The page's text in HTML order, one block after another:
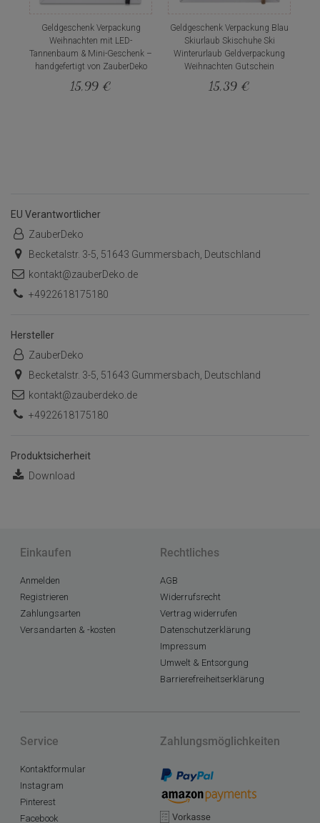
Geldgeschenk Verpackung
Weihnachten mit LED-
Tannenbaum & Mini-Geschenk –
handgefertigt von ZauberDeko
15,99 €
Geldgeschenk Verpackung Blau
Skiurlaub Skischuhe Ski
Winterurlaub Geldverpackung
Weihnachten Gutschein
15,39 €
EU Verantwortlicher
ZauberDeko
Becketalstr. 3-5, 51643 Gummersbach, Deutschland
kontakt@zauberDeko.de
+4922618175180
Hersteller
ZauberDeko
Becketalstr. 3-5, 51643 Gummersbach, Deutschland
kontakt@zauberdeko.de
+4922618175180
Produktsicherheit
Download
Einkaufen
Anmelden
Registrieren
Zahlungsarten
Versandarten & -kosten
Rechtliches
AGB
Widerrufsrecht
Vertrag widerrufen
Datenschutzerklärung
Impressum
Umwelt & Entsorgung
Barrierefreiheitserklärung
Service
Kontaktformular
Instagram
Pinterest
Facebook
Zahlungsmöglichkeiten